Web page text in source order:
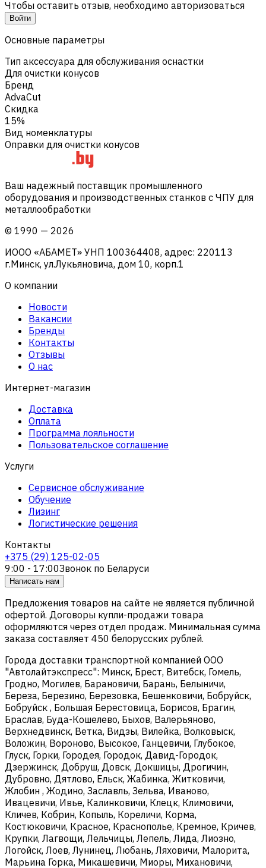
Чтобы оставить отзыв, необходимо авторизоваться
Войти
Основные параметры
Тип аксессуара для обслуживания оснастки
Для очистки конусов
Бренд
AdvaCut
Скидка
15%
Вид номенклатуры
Оправки для очистки конусов
Ваш надежный поставщик промышленного
оборудования и производственных станков с ЧПУ для
металлообработки
© 1990 — 2026
ИООО «АБАМЕТ» УНП 100364408, адрес: 220113
г.Минск, ул.Лукьяновича, дом 10, корп.1
О компании
Новости
Вакансии
Бренды
Контакты
Отзывы
О нас
Интернет-магазин
Доставка
Оплата
Программа лояльности
Пользовательское соглашение
Услуги
Сервисное обслуживание
Обучение
Лизинг
Логистические решения
Контакты
+375 (29) 125-02-05
9:00 - 17:00Звонок по Беларуси
Написать нам
Предложения товаров на сайте не является публичной
офертой. Договоры купли-продажи товара
оформляются через отдел продаж. Минимальная сумма
заказа составляет 450 белорусских рублей.
Города доставки транспортной компанией ООО
"Автолайтэкспресс": Минск, Брест, Витебск, Гомель,
Гродно, Могилев, Барановичи, Барань, Белыничи,
Береза, Березино, Березовка, Бешенковичи, Бобруйск,
Бобруйск , Большая Берестовица, Борисов, Брагин,
Браслав, Буда-Кошелево, Быхов, Валерьяново,
Верхнедвинск, Ветка, Видзы, Вилейка, Волковыск,
Воложин, Вороново, Высокое, Ганцевичи, Глубокое,
Глуск, Горки, Городея, Городок, Давид-Городок,
Дзержинск, Добруш, Довск, Докшицы, Дрогичин,
Дубровно, Дятлово, Ельск, Жабинка, Житковичи,
Жлобин , Жодино, Заславль, Зельва, Иваново,
Ивацевичи, Ивье, Калинковичи, Клецк, Климовичи,
Кличев, Кобрин, Копыль, Кореличи, Корма,
Костюковичи, Красное, Краснополье, Кремное, Кричев,
Крупки, Лагвощи, Лельчицы, Лепель, Лида, Лиозно,
Логойск, Лоев, Лунинец, Любань, Ляховичи, Малорита,
Марьина Горка, Микашевичи, Миоры, Михановичи,